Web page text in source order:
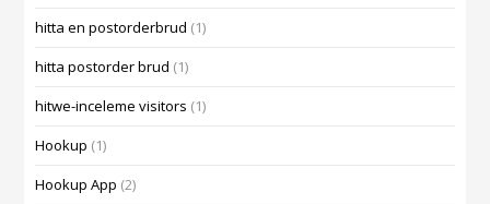
hitta en postorderbrud (1)
hitta postorder brud (1)
hitwe-inceleme visitors (1)
Hookup (1)
Hookup App (2)